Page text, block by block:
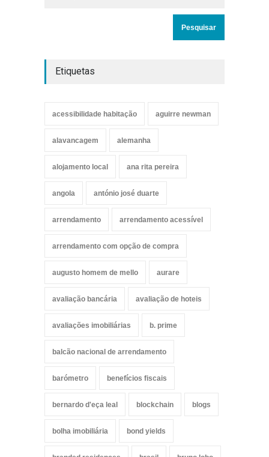
Etiquetas
acessibilidade habitação aguirre newman
alavancagem alemanha
alojamento local ana rita pereira
angola antónio josé duarte
arrendamento arrendamento acessível
arrendamento com opção de compra
augusto homem de mello aurare
avaliação bancária avaliação de hoteis
avaliações imobiliárias b. prime
balcão nacional de arrendamento
barómetro benefícios fiscais
bernardo d'eça leal blockchain blogs
bolha imobiliária bond yields